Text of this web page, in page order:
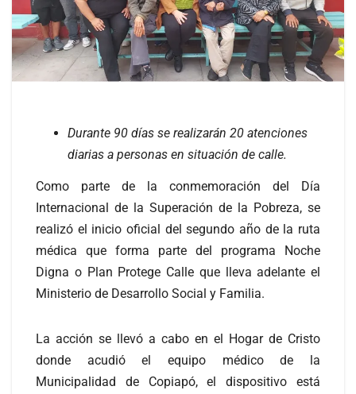
Durante 90 días se realizarán 20 atenciones
diarias a personas en situación de calle.
Como parte de la conmemoración del Día
Internacional de la Superación de la Pobreza, se
realizó el inicio oficial del segundo año de la ruta
médica que forma parte del programa Noche
Digna o Plan Protege Calle que lleva adelante el
Ministerio de Desarrollo Social y Familia.
La acción se llevó a cabo en el Hogar de Cristo
donde acudió el equipo médico de la
Municipalidad de Copiapó, el dispositivo está